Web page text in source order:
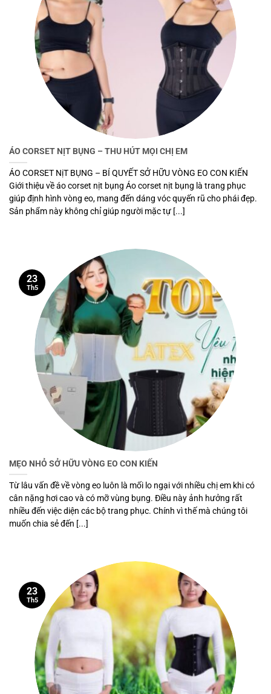
ÁO CORSET NỊT BỤNG – THU HÚT MỌI CHỊ EM
ÁO CORSET NịT BỤNG – BÍ QUYẾT SỞ HỮU VÒNG EO CON KIẾN
Giới thiệu về áo corset nịt bụng Áo corset nịt bụng là trang phục
giúp định hình vòng eo, mang đến dáng vóc quyến rũ cho phái đẹp.
Sản phẩm này không chỉ giúp người mặc tự [...]
MẸO NHỎ SỞ HỮU VÒNG EO CON KIẾN
Từ lâu vấn đề về vòng eo luôn là mối lo ngại với nhiều chị em khi có
cân nặng hơi cao và có mỡ vùng bụng. Điều này ảnh hưởng rất
nhiều đến việc diện các bộ trang phục. Chính vì thế mà chúng tôi
muốn chia sẻ đến [...]
23
Th5
23
Th5